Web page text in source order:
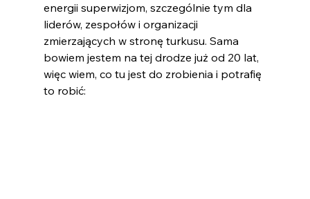
energii superwizjom, szczególnie tym dla
liderów, zespołów i organizacji
zmierzających w stronę turkusu. Sama
bowiem jestem na tej drodze już od 20 lat,
więc wiem, co tu jest do zrobienia i potrafię
to robić: